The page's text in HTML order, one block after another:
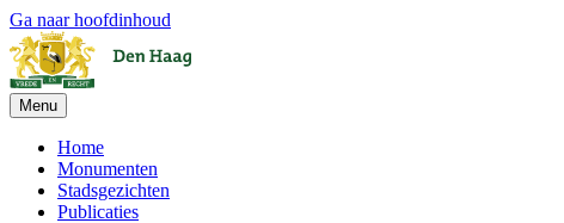
Ga naar hoofdinhoud
Menu
Home
Monumenten
Stadsgezichten
Publicaties